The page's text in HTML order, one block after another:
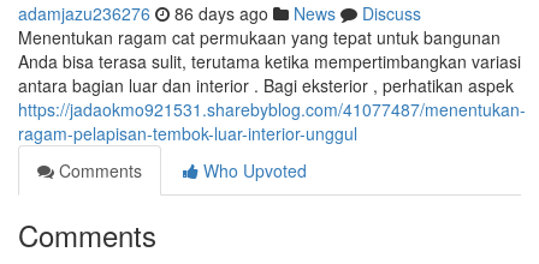
adamjazu236276 86 days ago News
Discuss
Menentukan ragam cat permukaan yang tepat untuk bangunan
Anda bisa terasa sulit, terutama ketika mempertimbangkan variasi
antara bagian luar dan interior . Bagi eksterior , perhatikan aspek
https://jadaokmo921531.sharebyblog.com/41077487/menentukan-
ragam-pelapisan-tembok-luar-interior-unggul
Comments
Who Upvoted
Comments